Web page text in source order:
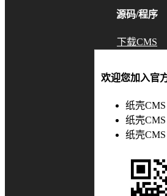
欢迎您加入官
纸壳
纸壳
纸壳
源码/程序
下载CMS
Gitee
联系我们
知乎
博客
bilibili